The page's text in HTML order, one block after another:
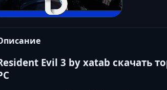
Evil 3 by xatab скачать